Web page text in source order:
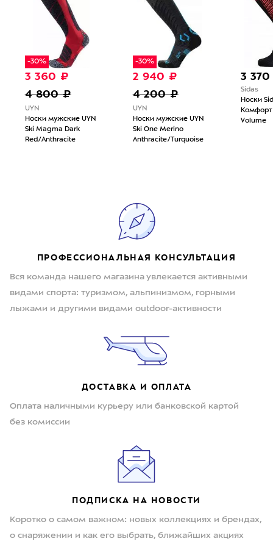
-30%
3 360 ₽
4 800 ₽
UYN
Носки мужские UYN
Ski Magma Dark
Red/Anthracite
-30%
2 940 ₽
4 200 ₽
UYN
Носки мужские UYN
Ski One Merino
Anthracite/Turquoise
3
Sidas
Носки
Комфорт
Volume
ПРОФЕССИОНАЛЬНАЯ КОНСУЛЬТАЦИЯ
Вся команда нашего магазина увлекается активными
видами спорта: туризмом, альпинизмом, горными
лыжами и другими видами outdoor-активности
ДОСТАВКА И ОПЛАТА
Оплата наличными курьеру или банковской картой
без комиссии
ПОДПИСКА НА НОВОСТИ
Коротко о самом важном: новых коллекциях и брендах,
о снаряжении и как его выбрать, ближайших акциях